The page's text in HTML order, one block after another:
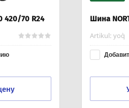
R38
Шина
Artikul:yo`q